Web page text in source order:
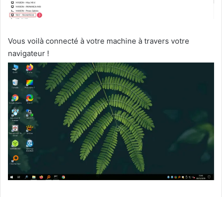
Vous voilà connecté à votre machine à travers votre
navigateur !